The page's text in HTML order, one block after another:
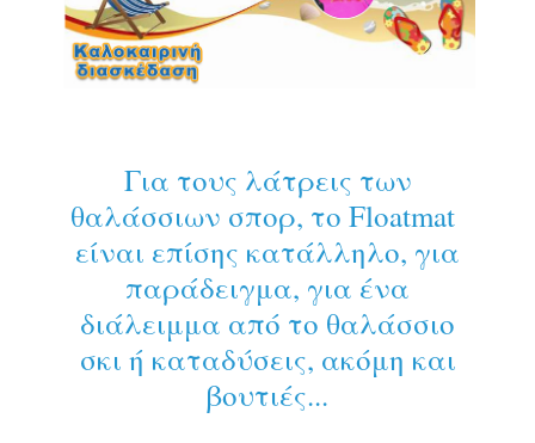
Για τους λάτρεις των
θαλάσσιων σπορ, το Floatmat
είναι επίσης κατάλληλο, για
παράδειγμα, για ένα
διάλειμμα από το θαλάσσιο
σκι ή καταδύσεις, ακόμη και
βουτιές...